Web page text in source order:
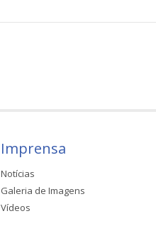
Imprensa
Notícias
Galeria de Imagens
Vídeos